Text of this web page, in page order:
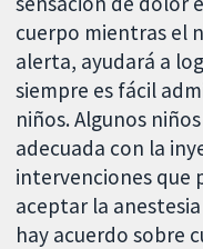
cuerpo mientras el
alerta, ayudará a
siempre es fácil
niños. Algunos
adecuada con la
intervenciones que
aceptar la
hay acuerdo sobre